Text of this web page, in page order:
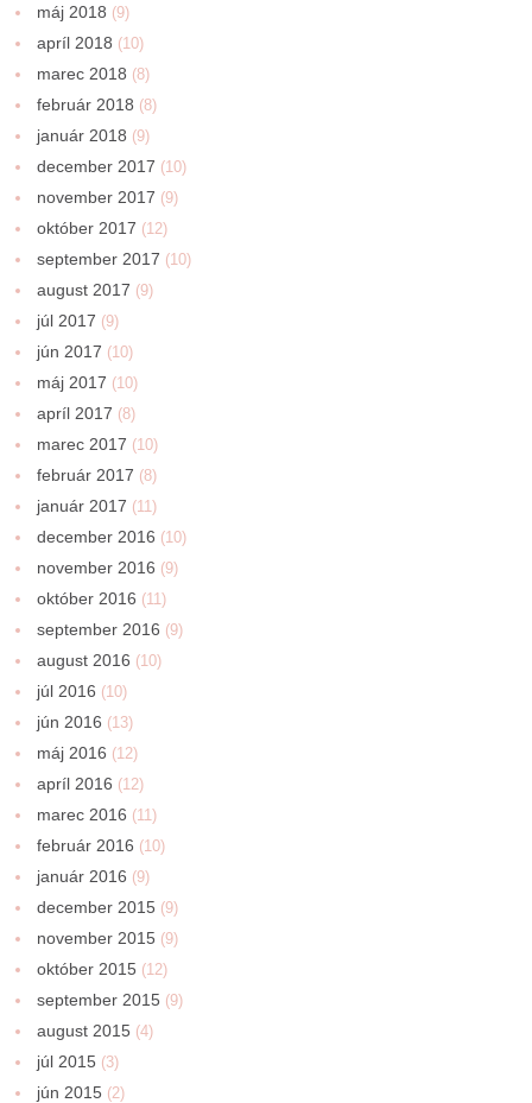
máj 2018 (9)
apríl 2018 (10)
marec 2018 (8)
február 2018 (8)
január 2018 (9)
december 2017 (10)
november 2017 (9)
október 2017 (12)
september 2017 (10)
august 2017 (9)
júl 2017 (9)
jún 2017 (10)
máj 2017 (10)
apríl 2017 (8)
marec 2017 (10)
február 2017 (8)
január 2017 (11)
december 2016 (10)
november 2016 (9)
október 2016 (11)
september 2016 (9)
august 2016 (10)
júl 2016 (10)
jún 2016 (13)
máj 2016 (12)
apríl 2016 (12)
marec 2016 (11)
február 2016 (10)
január 2016 (9)
december 2015 (9)
november 2015 (9)
október 2015 (12)
september 2015 (9)
august 2015 (4)
júl 2015 (3)
jún 2015 (2)